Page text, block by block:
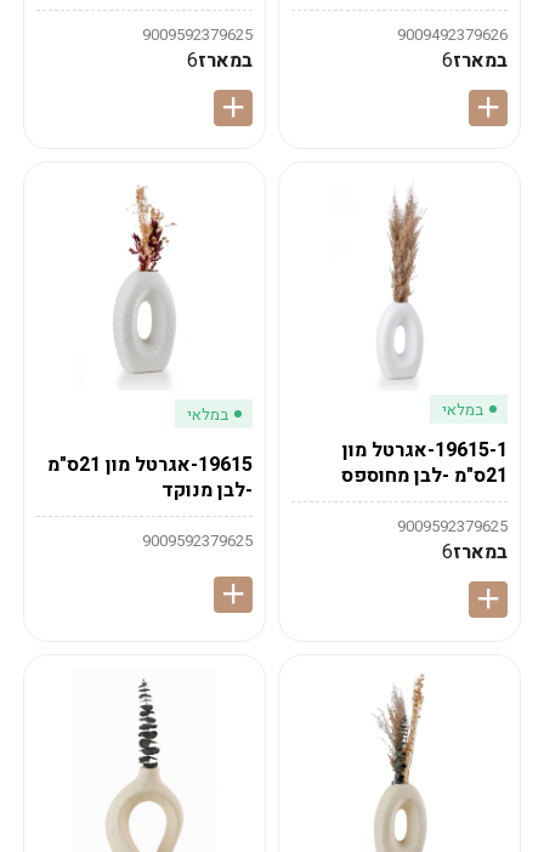
9009492379626
במארז6
9009592379625
במארז6
במלאי
19615-1-אגרטל מון
21ס"מ -לבן מחוספס
9009592379625
במארז6
במלאי
19615-אגרטל מון 21ס"מ
-לבן מנוקד
9009592379625